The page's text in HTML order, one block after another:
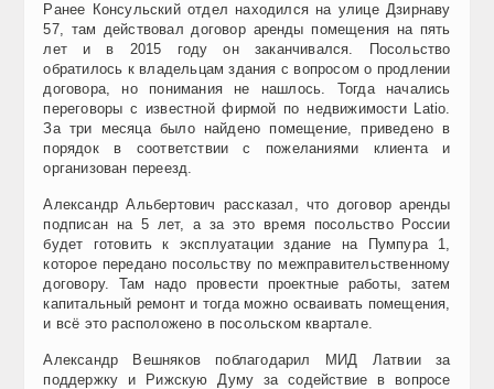
Ранее Консульский отдел находился на улице Дзирнаву
57, там действовал договор аренды помещения на пять
лет и в 2015 году он заканчивался. Посольство
обратилось к владельцам здания с вопросом о продлении
договора, но понимания не нашлось. Тогда начались
переговоры с известной фирмой по недвижимости Latio.
За три месяца было найдено помещение, приведено в
порядок в соответствии с пожеланиями клиента и
организован переезд.
Александр Альбертович рассказал, что договор аренды
подписан на 5 лет, а за это время посольство России
будет готовить к эксплуатации здание на Пумпура 1,
которое передано посольству по межправительственному
договору. Там надо провести проектные работы, затем
капитальный ремонт и тогда можно осваивать помещения,
и всё это расположено в посольском квартале.
Александр Вешняков поблагодарил МИД Латвии за
поддержку и Рижскую Думу за содействие в вопросе